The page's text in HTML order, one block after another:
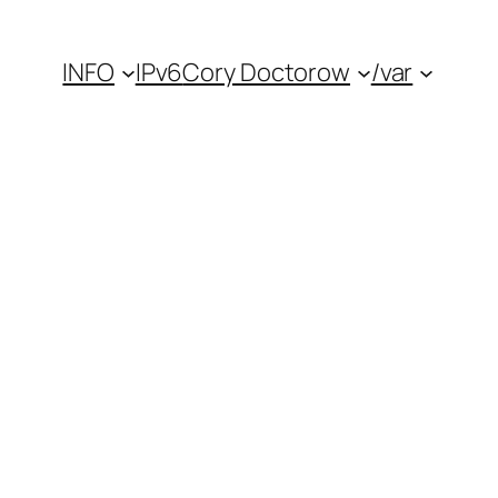
INFO IPv6Cory Doctorow /var